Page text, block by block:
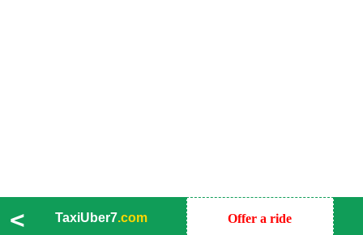
< TaxiUber7.com Offer a ride